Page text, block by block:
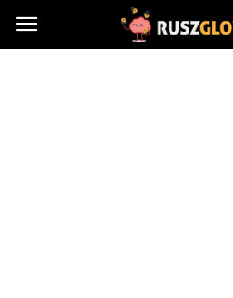
Ruszglowa.pl